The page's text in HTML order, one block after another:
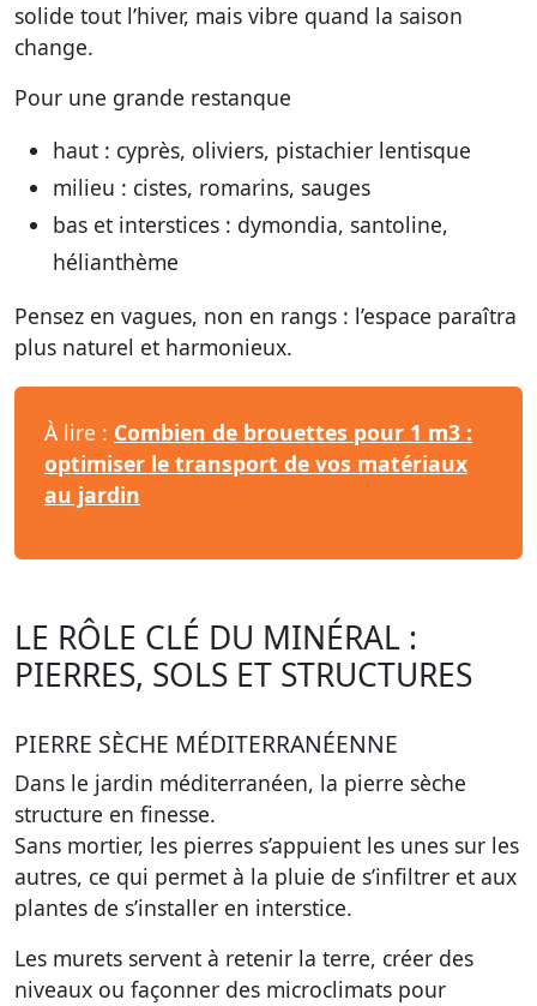
solide tout l’hiver, mais vibre quand la saison
change.
Pour une grande restanque
haut : cyprès, oliviers, pistachier lentisque
milieu : cistes, romarins, sauges
bas et interstices : dymondia, santoline,
hélianthème
Pensez en vagues, non en rangs : l’espace paraîtra
plus naturel et harmonieux.
À lire : Combien de brouettes pour 1 m3 :
optimiser le transport de vos matériaux
au jardin
LE RÔLE CLÉ DU MINÉRAL :
PIERRES, SOLS ET STRUCTURES
PIERRE SÈCHE MÉDITERRANÉENNE
Dans le jardin méditerranéen, la pierre sèche
structure en finesse.
Sans mortier, les pierres s’appuient les unes sur les
autres, ce qui permet à la pluie de s’infiltrer et aux
plantes de s’installer en interstice.
Les murets servent à retenir la terre, créer des
niveaux ou façonner des microclimats pour